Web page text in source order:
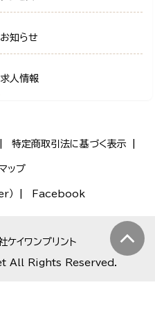
お知らせ
求人情報
特定商取引法に基づく表示
ップ
） Facebook
イワンプリント
All Rights Reserved.